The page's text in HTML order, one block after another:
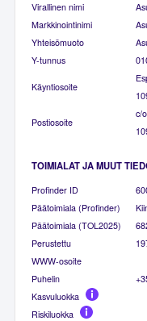
Virallinen nimi
Markkinointinimi
Yhteisömuoto
Y-tunnus
Käyntiosoite
Postiosoite
c/
TOIMIALAT JA MUUT
Profinder ID
Päätoimiala (Profinder)
Päätoimiala (TOL2025)
Perustettu
WWW-osoite
Puhelin
Kasvuluokka
Riskiluokka